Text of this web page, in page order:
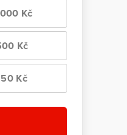
Kč
Kč
Kč